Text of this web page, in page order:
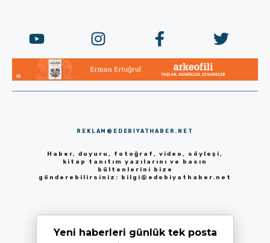
REKLAM@EDEBIYATHABER.NET
Haber, duyuru, fotoğraf, video, söyleşi,
kitap tanıtım yazılarını ve basın
bültenlerini bize
gönderebilirsiniz: bilgi@edebiyathaber.net
Yeni haberleri günlük tek posta